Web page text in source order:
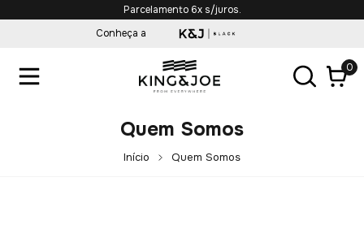
Parcelamento 6x s/juros.
Conheça a
0
Quem Somos
Início Quem Somos